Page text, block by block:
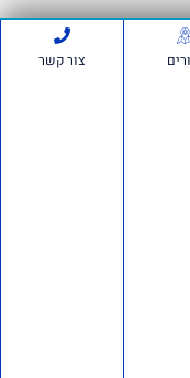
צור קשר